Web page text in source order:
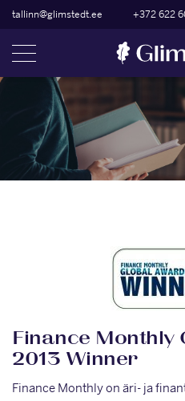
tallinn@glimstedt.ee +372 622
Finance Monthly
2013 Winner
Finance Monthly on äri- ja